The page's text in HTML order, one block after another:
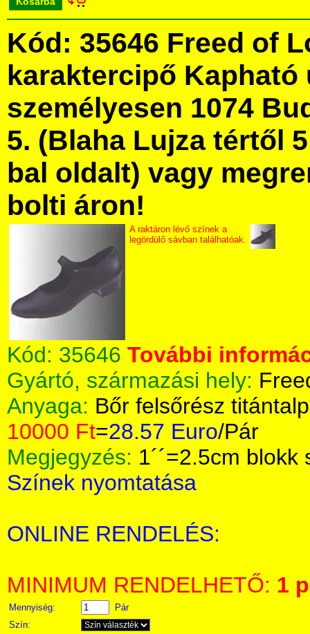
Kód: 35646 Freed of
karaktercipő Kapható
személyesen 1074
5. (Blaha Lujza tértől
bal oldalt) vagy
bolti áron!
A raktáron lévő színek a
legördülő sávban találhatóak.
Kód: 35646 További
Gyártó, származási hely:
Anyaga: Bőr felsőrész titántalp
10000 Ft=28.57 Euro/Pár
Megjegyzés: 1´´=2.5cm blokk
Színek nyomtatása
ONLINE RENDELÉS:
MINIMUM RENDELHETŐ: 1
Mennyiség:
Pár
Szín: